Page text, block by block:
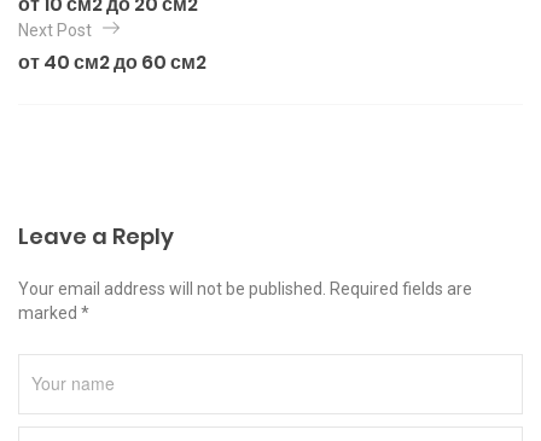
Next Post
от 40 см2 до 60 см2
Leave a Reply
Your email address will not be published. Required fields are
marked *